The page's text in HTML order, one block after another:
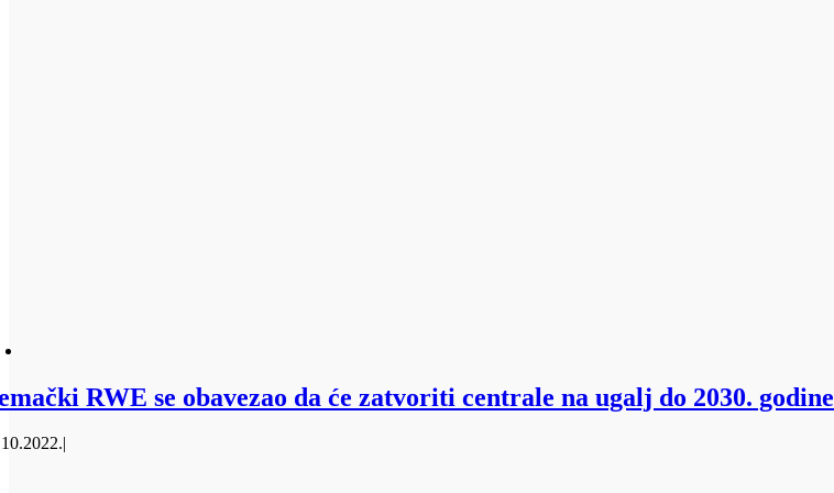
RWE se obavezao da će zatvoriti centrale na ugalj do 2030. godine
|